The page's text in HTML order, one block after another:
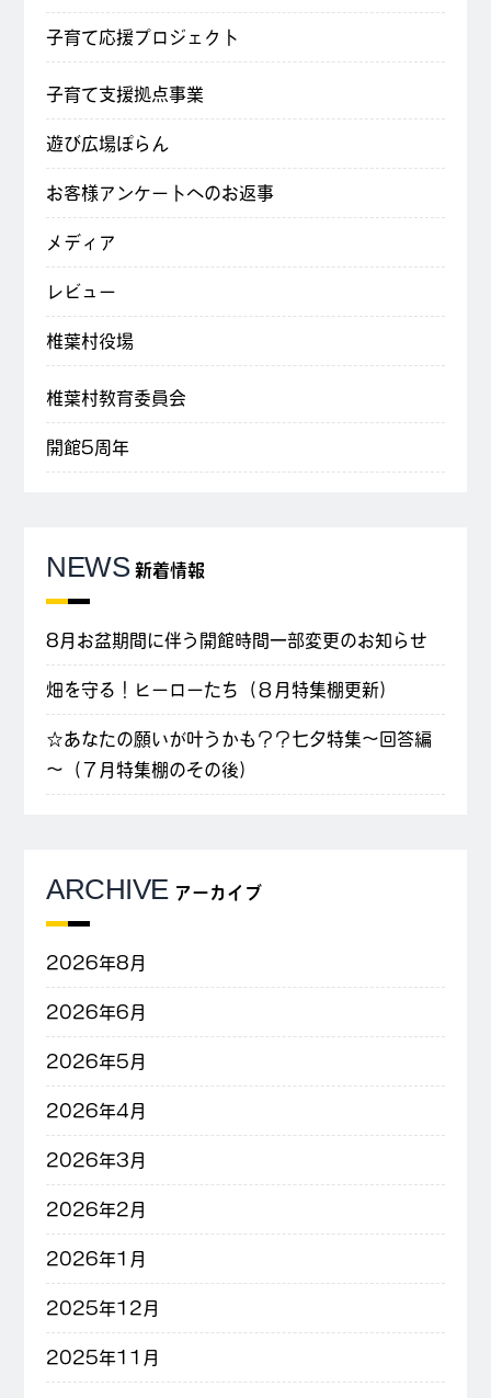
子育て応援プロジェクト
子育て支援拠点事業
遊び広場ぽらん
お客様アンケートへのお返事
メディア
レビュー
椎葉村役場
椎葉村教育委員会
開館5周年
NEWS 新着情報
8月お盆期間に伴う開館時間一部変更のお知らせ
畑を守る！ヒーローたち（８月特集棚更新）
☆あなたの願いが叶うかも？？七夕特集～回答編
～（７月特集棚のその後）
ARCHIVE アーカイブ
2026年8月
2026年6月
2026年5月
2026年4月
2026年3月
2026年2月
2026年1月
2025年12月
2025年11月